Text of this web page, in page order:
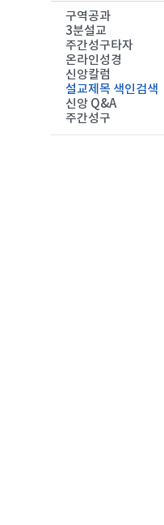
구역공과
3분설교
주간성구타자
온라인성경
신앙칼럼
설교제목 색인검색
신앙 Q&A
주간성구